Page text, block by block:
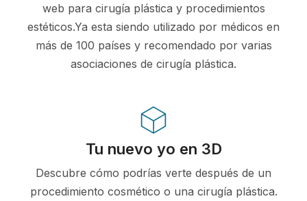
web para cirugía plástica y procedimientos
estéticos.Ya esta siendo utilizado por médicos en
más de 100 países y recomendado por varias
asociaciones de cirugía plástica.
Tu nuevo yo en 3D
Descubre cómo podrías verte después de un
procedimiento cosmético o una cirugía plástica.